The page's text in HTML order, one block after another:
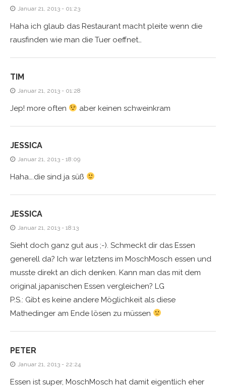
Januar 21, 2013 - 01:23
Haha ich glaub das Restaurant macht pleite wenn die
rausfinden wie man die Tuer oeffnet…
TIM
Januar 21, 2013 - 01:28
Jep! more often aber keinen schweinkram
JESSICA
Januar 21, 2013 - 18:09
Haha….die sind ja süß
JESSICA
Januar 21, 2013 - 18:13
Sieht doch ganz gut aus ;-). Schmeckt dir das Essen
generell da? Ich war letztens im MoschMosch essen und
musste direkt an dich denken. Kann man das mit dem
original japanischen Essen vergleichen? LG
P.S.: Gibt es keine andere Möglichkeit als diese
Mathedinger am Ende lösen zu müssen
PETER
Januar 21, 2013 - 22:24
Essen ist super, MoschMosch hat damit eigentlich eher